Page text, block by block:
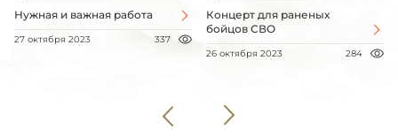
Нужная и важная работа
27 октября 2023 337
Концерт для раненых
бойцов СВО
26 октября 2023 284